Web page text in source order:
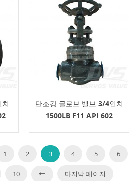
단조강 글로브 밸브 3/4인치
1500LB F11 API 602
1 2 3 4 5 6
10 마지막 페이지